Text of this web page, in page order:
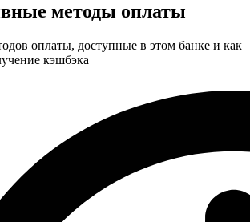
методы оплаты
оплаты, доступные в этом банке и как
кэшбэка